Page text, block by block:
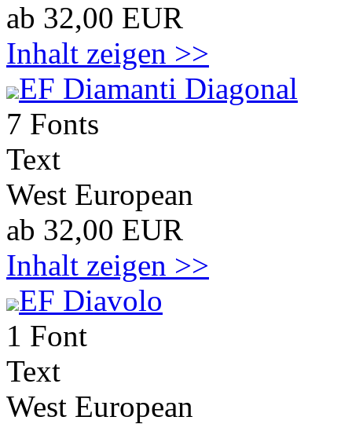
ab 32,00 EUR
Inhalt zeigen >>
EF Diamanti Diagonal
7 Fonts
Text
West European
ab 32,00 EUR
Inhalt zeigen >>
EF Diavolo
1 Font
Text
West European